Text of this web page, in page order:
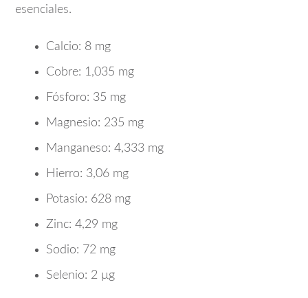
esenciales.
Calcio: 8 mg
Cobre: 1,035 mg
Fósforo: 35 mg
Magnesio: 235 mg
Manganeso: 4,333 mg
Hierro: 3,06 mg
Potasio: 628 mg
Zinc: 4,29 mg
Sodio: 72 mg
Selenio: 2 µg